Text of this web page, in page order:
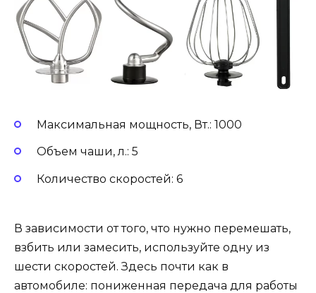
Максимальная мощность, Вт.: 1000
Объем чаши, л.: 5
Количество скоростей: 6
В зависимости от того, что нужно перемешать,
взбить или замесить, используйте одну из
шести скоростей. Здесь почти как в
автомобиле: пониженная передача для работы